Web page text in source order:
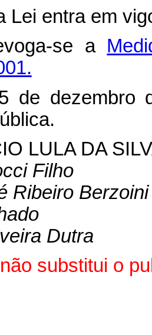
Lei entra em
se a
de dezembro
LULA DA
Filho
Ribeiro Berzoini
Dutra
substitui o